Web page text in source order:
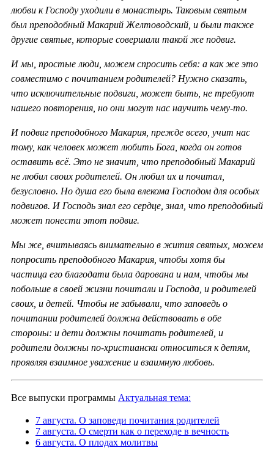
любви к Господу уходили в монастырь. Таковым святым
был преподобный Макарий Желтоводский, и были также
другие святые, которые совершали такой же подвиг.
И мы, простые люди, можем спросить себя: а как же это
совместимо с почитанием родителей? Нужно сказать,
что исключительные подвиги, может быть, не требуют
нашего повторения, но они могут нас научить чему-то.
И подвиг преподобного Макария, прежде всего, учит нас
тому, как человек может любить Бога, когда он готов
оставить всё. Это не значит, что преподобный Макарий
не любил своих родителей. Он любил их и почитал,
безусловно. Но душа его была влекома Господом для особых
подвигов. И Господь знал его сердце, знал, что преподобный
может понести этот подвиг.
Мы же, вчитываясь внимательно в жития святых, можем
попросить преподобного Макария, чтобы хотя бы
частица его благодати была дарована и нам, чтобы мы
побольше в своей жизни почитали и Господа, и родителей
своих, и детей. Чтобы не забывали, что заповедь о
почитании родителей должна действовать в обе
стороны: и дети должны почитать родителей, и
родители должны по-христиански относиться к детям,
проявляя взаимное уважение и взаимную любовь.
Все выпуски программы Актуальная тема:
7 августа. О заповеди почитания родителей
7 августа. О смерти как о переходе в вечность
6 августа. О плодах молитвы